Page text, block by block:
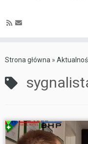
toStrona główna »